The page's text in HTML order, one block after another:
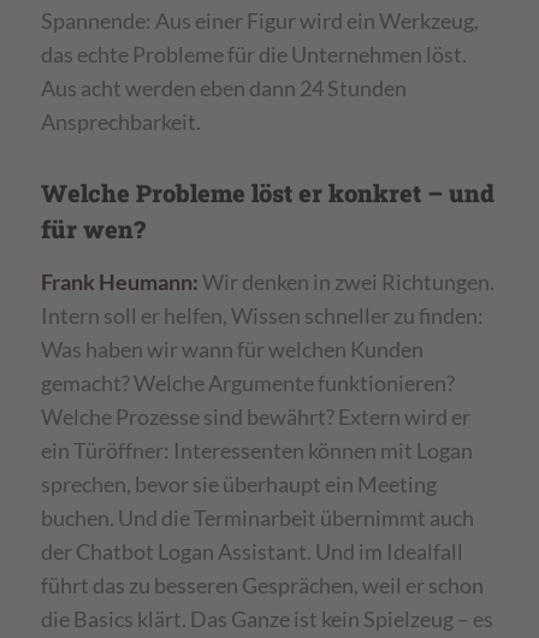
Spannende: Aus einer Figur wird ein Werkzeug,
das echte Probleme für die Unternehmen löst.
Aus acht werden eben dann 24 Stunden
Ansprechbarkeit.
Welche Probleme löst er konkret – und
für wen?
Frank Heumann:Wir denken in zwei Richtungen.
Intern soll er helfen, Wissen schneller zu finden:
Was haben wir wann für welchen Kunden
gemacht? Welche Argumente funktionieren?
Welche Prozesse sind bewährt? Extern wird er
ein Türöffner: Interessenten können mit Logan
sprechen, bevor sie überhaupt ein Meeting
buchen. Und die Terminarbeit übernimmt auch
der Chatbot Logan Assistant. Und im Idealfall
führt das zu besseren Gesprächen, weil er schon
die Basics klärt. Das Ganze ist kein Spielzeug – es